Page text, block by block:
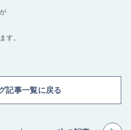
す。
記事一覧に戻る